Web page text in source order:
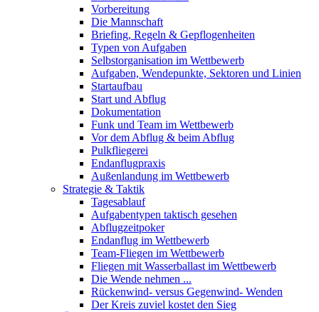
Vorbereitung
Die Mannschaft
Briefing, Regeln & Gepflogenheiten
Typen von Aufgaben
Selbstorganisation im Wettbewerb
Aufgaben, Wendepunkte, Sektoren und Linien
Startaufbau
Start und Abflug
Dokumentation
Funk und Team im Wettbewerb
Vor dem Abflug & beim Abflug
Pulkfliegerei
Endanflugpraxis
Außenlandung im Wettbewerb
Strategie & Taktik
Tagesablauf
Aufgabentypen taktisch gesehen
Abflugzeitpoker
Endanflug im Wettbewerb
Team-Fliegen im Wettbewerb
Fliegen mit Wasserballast im Wettbewerb
Die Wende nehmen ...
Rückenwind- versus Gegenwind- Wenden
Der Kreis zuviel kostet den Sieg